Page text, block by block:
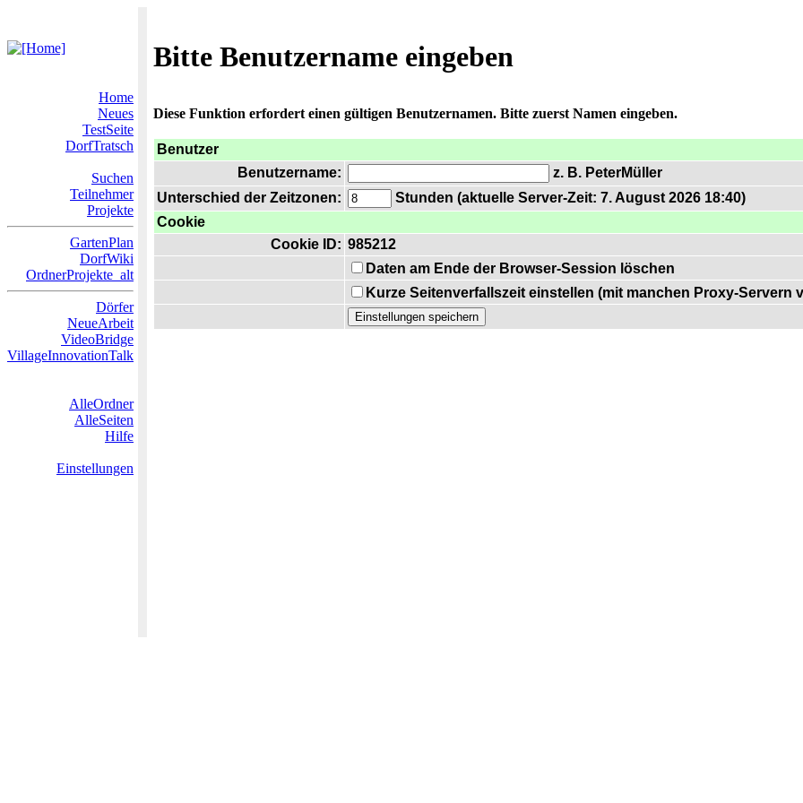
Bitte Benutzername eingeben
Home
Neues
TestSeite
DorfTratsch
Suchen
Teilnehmer
Projekte
GartenPlan
DorfWiki
OrdnerProjekte_alt
Dörfer
NeueArbeit
VideoBridge
VillageInnovationTalk
AlleOrdner
AlleSeiten
Hilfe
Einstellungen
Diese Funktion erfordert einen gültigen Benutzernamen. Bitte zuerst Namen eingeben.
Benutzer
Benutzername:
z. B. PeterMüller
Unterschied der Zeitzonen:
Stunden (aktuelle Server-Zeit: 7. August 2026 18:40)
Cookie
Cookie ID: 985212
Daten am Ende der Browser-Session löschen
Kurze Seitenverfallszeit einstellen (mit manchen Proxy-Servern